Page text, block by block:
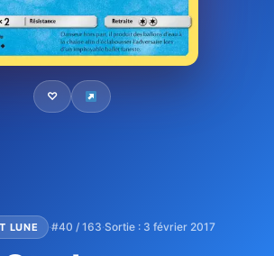
♡
LUNE ·#40 / 163·Sortie : 3 février 2017